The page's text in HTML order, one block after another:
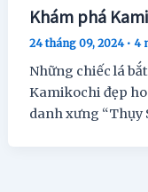
Khám phá
24 tháng 09, 2024 •4
Những chiếc lá
Kamikochi đẹp
danh xưng “Thụy